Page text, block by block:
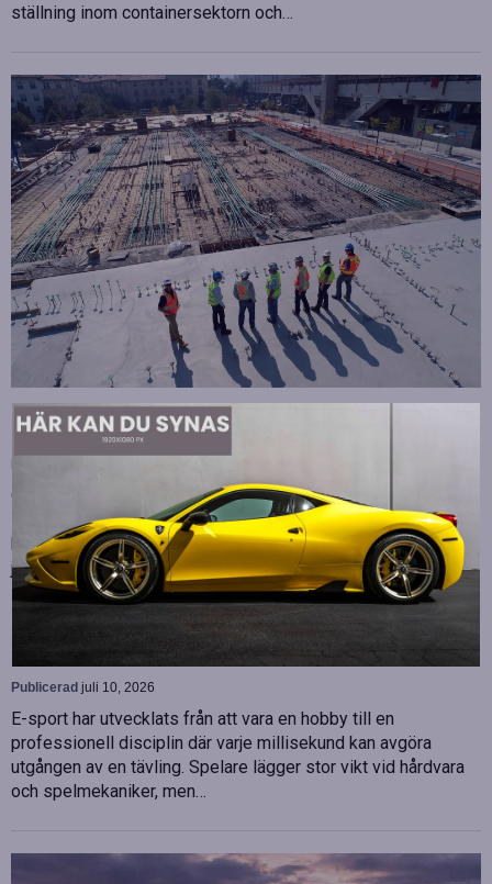
ställning inom containersektorn och…
Strategiska tillskott till OHLA Sveriges ledning
OHLA Sverige stärker sin ledningsgrupp genom att anställa
Malin Bergman som HR-chef och María Vazquez som
biträdande ekonomichef. Båda började sina nya tjänster den 1
juni 2026 och kommer att…
Betydelsen av snabb internetanslutning för e-
Publicerad juli 10, 2026
E-sport har utvecklats från att vara en hobby till en
professionell disciplin där varje millisekund kan avgöra
utgången av en tävling. Spelare lägger stor vikt vid hårdvara
och spelmekaniker, men…